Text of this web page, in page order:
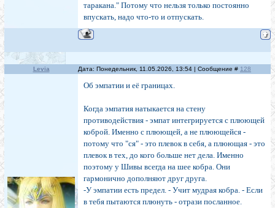
таракана." Потому что нельзя только постоянно
впускать, надо что-то и отпускать.
Levia Дата: Понедельник, 11.05.2026, 13:54 | Сообщение # 128
Об эмпатии и её границах.
Когда эмпатия натыкается на стену
противодействия - эмпат интегрируется с плюющей
коброй. Именно с плюющей, а не плюющейся -
потому что "ся" - это плевок в себя, а плюющая - это
плевок в тех, до кого больше нет дела. Именно
поэтому у Шивы всегда на шее кобра. Они
гармонично дополняют друг друга.
-У эмпатии есть предел. - Учит мудрая кобра. - Если
в тебя пытаются плюнуть - отрази посланное.